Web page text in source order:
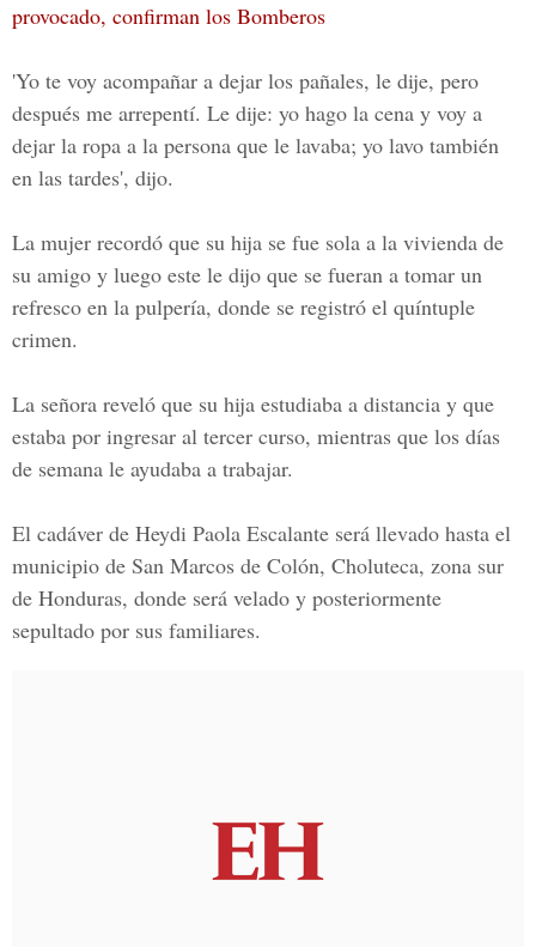
provocado, confirman los Bomberos
'Yo te voy acompañar a dejar los pañales, le dije, pero
después me arrepentí. Le dije: yo hago la cena y voy a
dejar la ropa a la persona que le lavaba; yo lavo también
en las tardes', dijo.
La mujer recordó que su hija se fue sola a la vivienda de
su amigo y luego este le dijo que se fueran a tomar un
refresco en la pulpería, donde se registró el quíntuple
crimen.
La señora reveló que su hija estudiaba a distancia y que
estaba por ingresar al tercer curso, mientras que los días
de semana le ayudaba a trabajar.
El cadáver de Heydi Paola Escalante será llevado hasta el
municipio de San Marcos de Colón, Choluteca, zona sur
de Honduras, donde será velado y posteriormente
sepultado por sus familiares.